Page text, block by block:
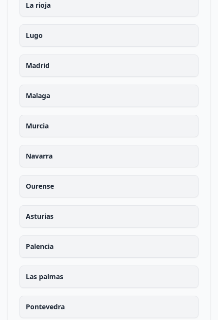
La rioja
Lugo
Madrid
Malaga
Murcia
Navarra
Ourense
Asturias
Palencia
Las palmas
Pontevedra